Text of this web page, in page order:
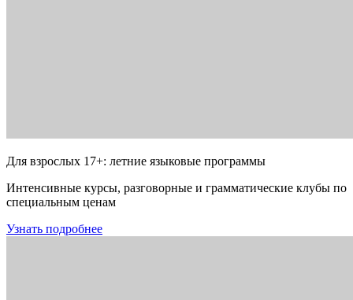
Для взрослых 17+: летние языковые программы
Интенсивные курсы, разговорные и грамматические клубы по
специальным ценам
Узнать подробнее